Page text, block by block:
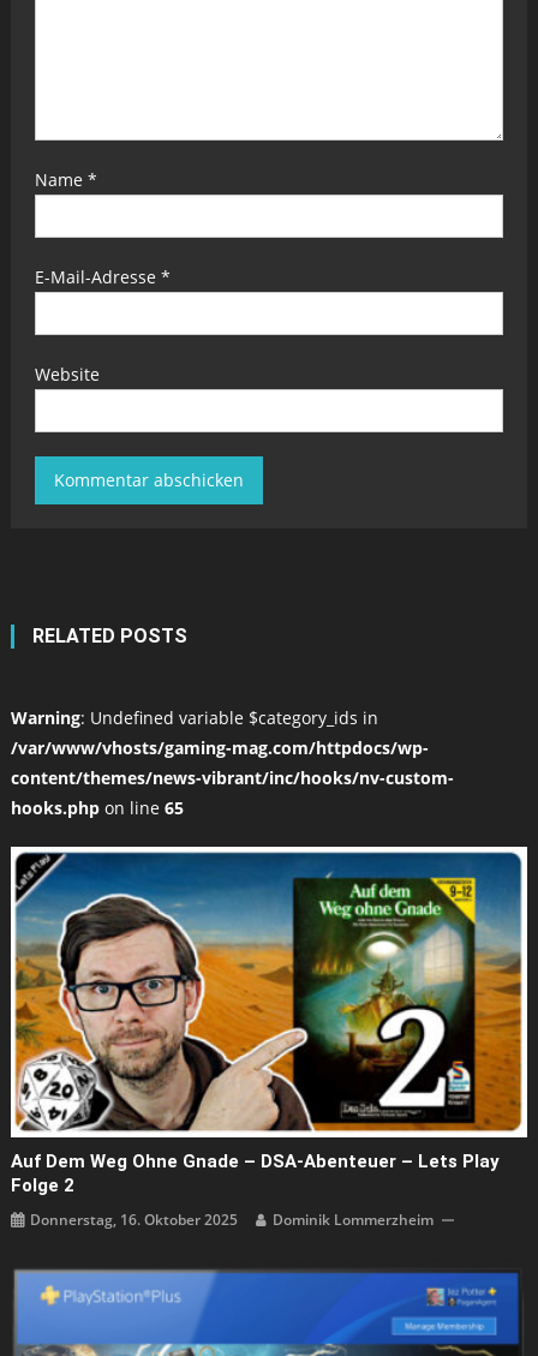
Name *
E-Mail-Adresse *
Website
RELATED POSTS
Warning: Undefined variable $category_ids in
/var/www/vhosts/gaming-mag.com/httpdocs/wp-
content/themes/news-vibrant/inc/hooks/nv-custom-
hooks.phpon line 65
Auf Dem Weg Ohne Gnade – DSA-Abenteuer – Lets Play
Folge 2
Donnerstag, 16. Oktober 2025 Dominik Lommerzheim